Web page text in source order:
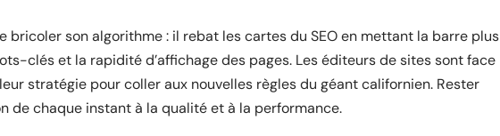
bricoler son algorithme : il rebat les cartes du SEO en mettant la barre plus
clés et la rapidité d’affichage des pages. Les éditeurs de sites sont face
stratégie pour coller aux nouvelles règles du géant californien. Rester
de chaque instant à la qualité et à la performance.